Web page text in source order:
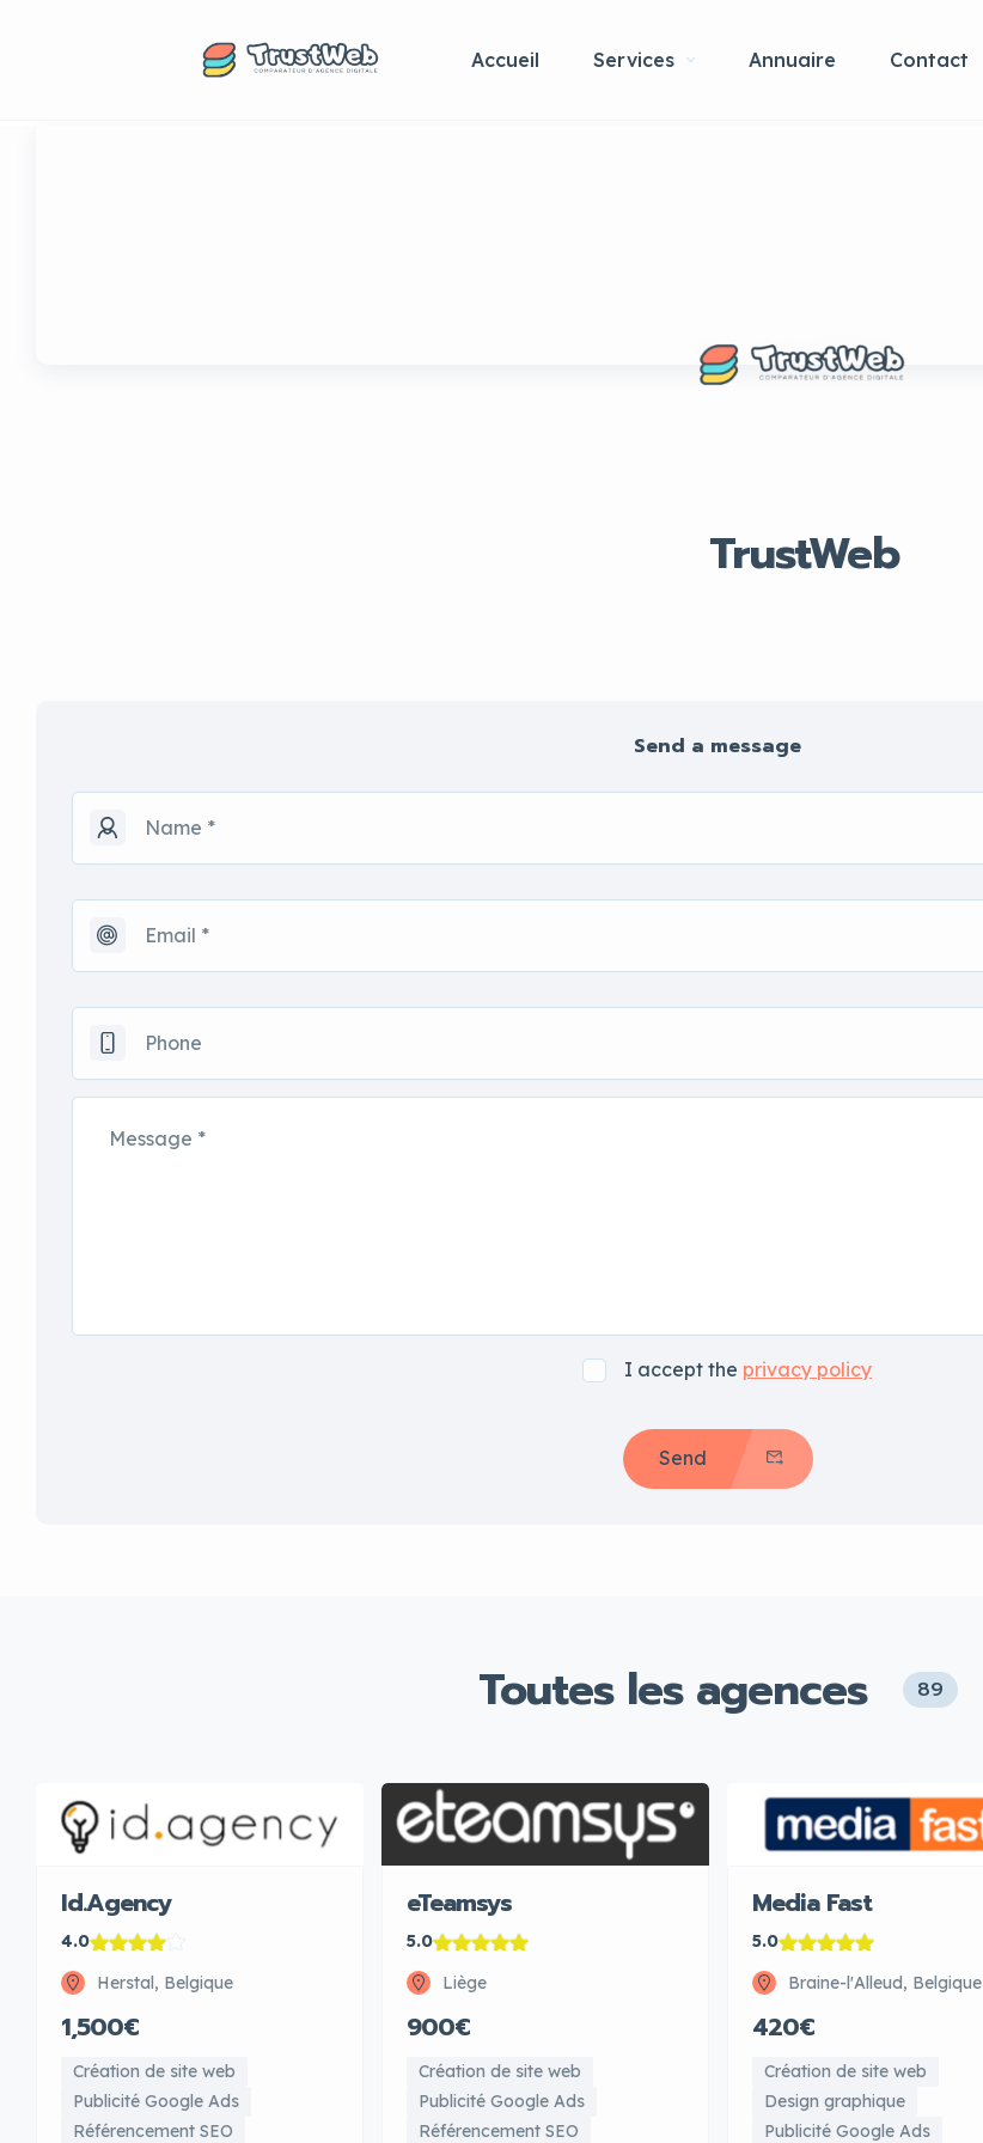
Accueil Services Annuaire Contact
TrustWeb
Send a message
I accept the privacy policy
Send
Toutes les agences 89
Id.Agency
4.0
Herstal, Belgique
1,500€
Création de site web
Publicité Google Ads
Référencement SEO
eTeamsys
5.0
Liège
900€
Création de site web
Publicité Google Ads
Référencement SEO
Media Fast
5.0
Braine-l'Alleud, Belgique
420€
Création de site web
Design graphique
Publicité Google Ads